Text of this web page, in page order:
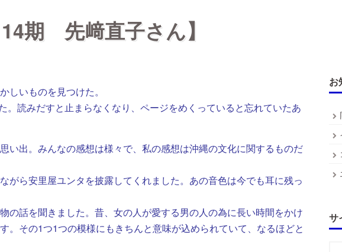
期 先﨑直子さん】
しいものを見つけた。
読みだすと止まらなくなり、ページをめくっていると忘れていたあ
い出。みんなの感想は様々で、私の感想は沖縄の文化に関するものだ
がら安里屋ユンタを披露してくれました。あの音色は今でも耳に残っ
の話を聞きました。昔、女の人が愛する男の人の為に長い時間をかけ
。その1つ1つの模様にもきちんと意味が込められていて、なるほどと
お
サ